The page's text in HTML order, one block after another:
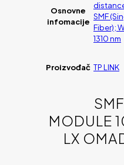
Osnovne
infomacije
SMF
Fiber);
1310 nm
Proizvođač TP LINK
MODULE
LX